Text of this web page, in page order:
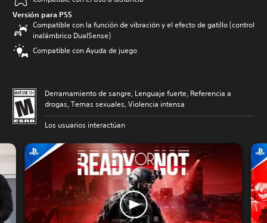
Versión para PS5
Compatible con la función de vibración y el efecto de gatillo (control
inalámbrico DualSense)
Compatible con Ayuda de juego
Derramamiento de sangre, Lenguaje fuerte, Referencia a
drogas, Temas sexuales, Violencia intensa
Los usuarios interactúan